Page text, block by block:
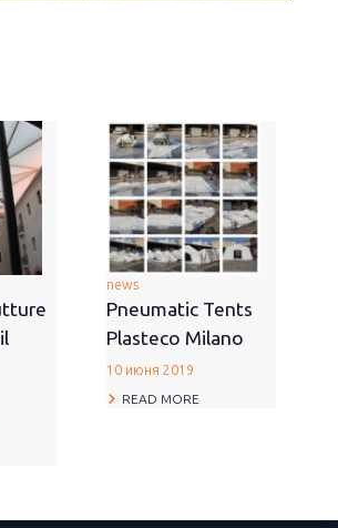
news
Pneumatic Tents
Plasteco Milano
10 июня 2019
READ MORE